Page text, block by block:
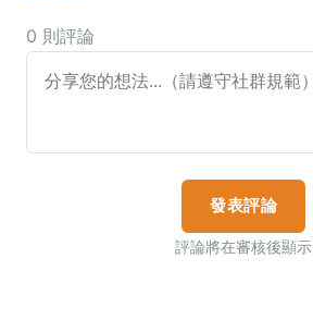
0 則評論
發表評論
評論將在審核後顯示